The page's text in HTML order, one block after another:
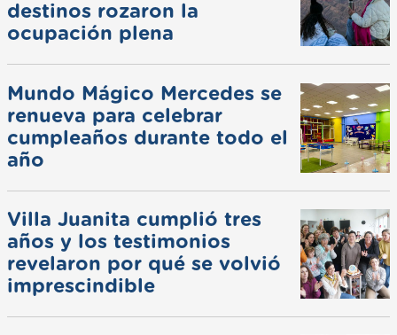
destinos rozaron la
ocupación plena
Mundo Mágico Mercedes se
renueva para celebrar
cumpleaños durante todo el
año
Villa Juanita cumplió tres
años y los testimonios
revelaron por qué se volvió
imprescindible